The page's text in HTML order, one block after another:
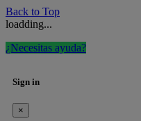
Back to Top
loadding...
¿Necesitas ayuda?
Sign in
×